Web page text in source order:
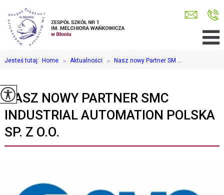
Jesteś tutaj: Home > Aktualności > Nasz nowy Partner SM ...
NASZ NOWY PARTNER SMC
INDUSTRIAL AUTOMATION POLSKA
SP. Z O.O.